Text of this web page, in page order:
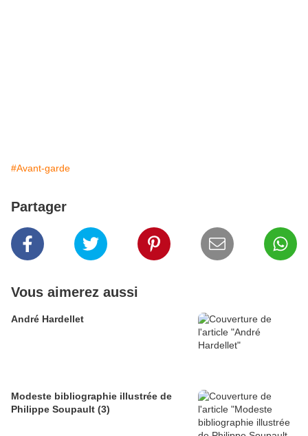
#Avant-garde
Partager
Vous aimerez aussi
André Hardellet
Modeste bibliographie illustrée de
Philippe Soupault (3)